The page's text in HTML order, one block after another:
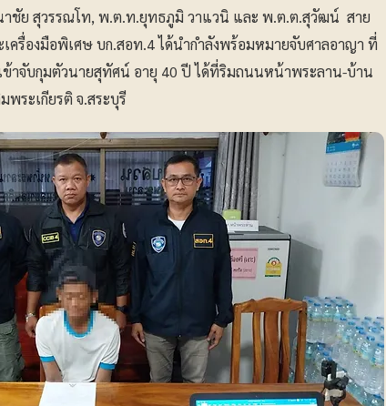
ชัย สุวรรณโท, พ.ต.ท.ยุทธภูมิ วาแวนิ และ พ.ต.ต.สุวัฒน์ สาย
ครื่องมือพิเศษ บก.สอท.4 ได้นำกำลังพร้อมหมายจับศาลอาญา ที่
ข้าจับกุมตัวนายสุทัศน์ อายุ 40 ปี ได้ที่ริมถนนหน้าพระลาน-บ้าน
ระเกียรติ จ.สระบุรี